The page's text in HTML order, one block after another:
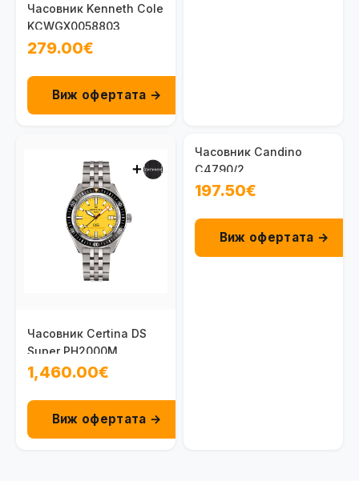
Часовник Kenneth Cole
KCWGX0058803
279.00€
Виж офертата →
Часовник Certina DS
Super PH2000M
C050.607.44.361.02
1,460.00€
Виж офертата →
Часовник Candino
C4790/2
197.50€
Виж офертата →